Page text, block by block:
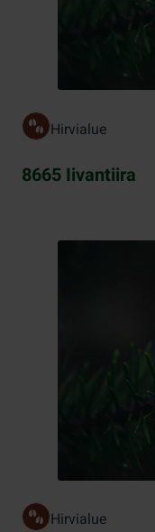
Hirvialue
8665 Iivantiira
Hirvialue